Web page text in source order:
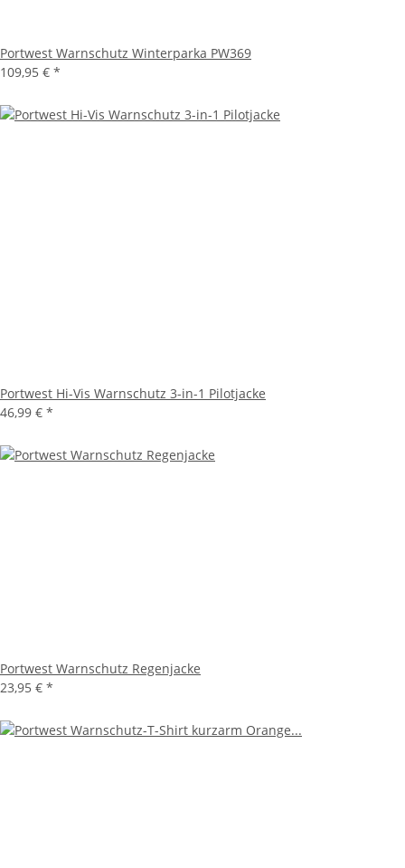
Portwest Warnschutz Winterparka PW369
109,95 € *
Portwest Hi-Vis Warnschutz 3-in-1 Pilotjacke
46,99 € *
Portwest Warnschutz Regenjacke
23,95 € *